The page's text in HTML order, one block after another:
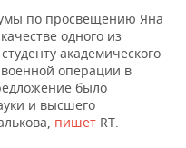
по просвещению Яна
одного из
академического
операции в
было
и высшего
пишет RT.